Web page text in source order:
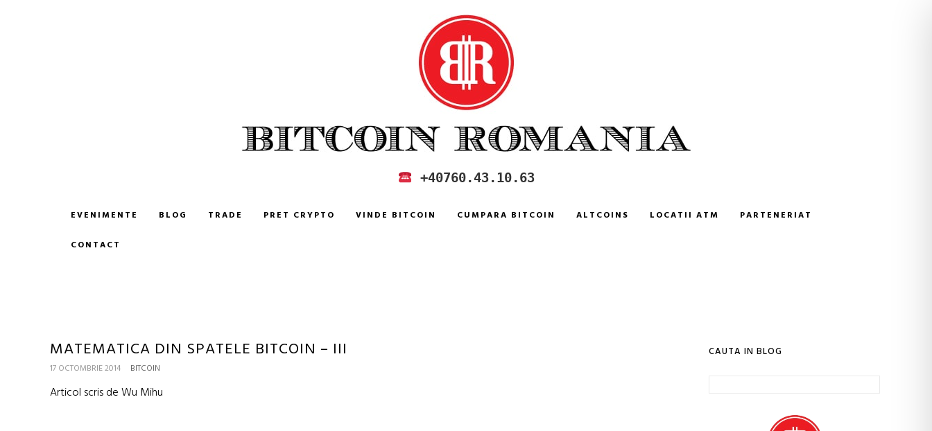
CUMPARA SI VINDE BITCOIN IN ROMANIA +40760.43.10.63
EVENIMENTE BLOG TRADE PRET CRYPTO VINDE BITCOIN CUMPARA BITCOIN ALTCOINS LOCATII ATM PARTENERIAT
CONTACT
MATEMATICA DIN SPATELE BITCOIN – III
17 OCTOMBRIE 2014 BITCOIN
Articol scris de Wu Mihu
CAUTA IN BLOG